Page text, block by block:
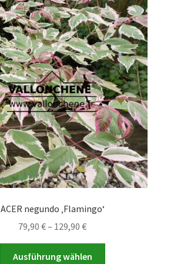
auf.
Die
Optionen
können
auf
der
Produktseite
gewählt
werden
ACER negundo ‚Flamingo‘
79,90 €– 129,90 €Preisspanne:
79,90 €
bis
Ausführung wählen